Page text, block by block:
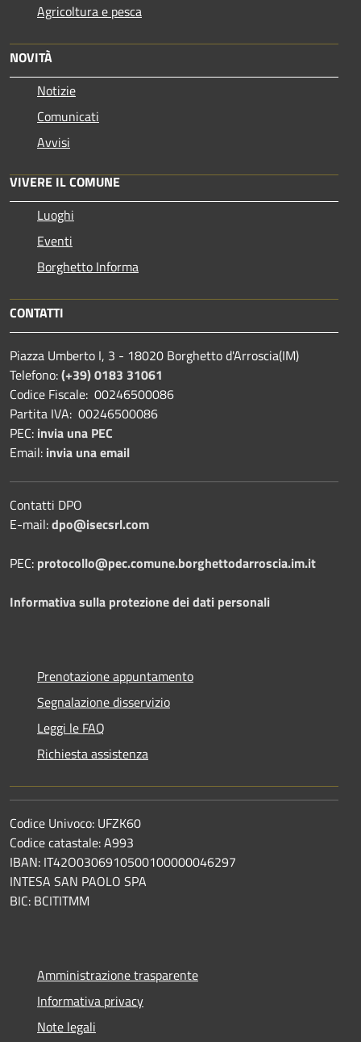
Agricoltura e pesca
NOVITÀ
Notizie
Comunicati
Avvisi
VIVERE IL COMUNE
Luoghi
Eventi
Borghetto Informa
CONTATTI
Piazza Umberto I, 3 - 18020 Borghetto d'Arroscia(IM)
Telefono:(+39) 0183 31061
Codice Fiscale: 00246500086
Partita IVA: 00246500086
PEC: invia una PEC
Email: invia una email
Contatti DPO
E-mail:dpo@isecsrl.com
PEC: protocollo@pec.comune.borghettodarroscia.im.it
Informativa sulla protezione dei dati personali
Prenotazione appuntamento
Segnalazione disservizio
Leggi le FAQ
Richiesta assistenza
Codice Univoco: UFZK60
Codice catastale: A993
IBAN: IT42O0306910500100000046297
INTESA SAN PAOLO SPA
BIC: BCITITMM
Amministrazione trasparente
Informativa privacy
Note legali